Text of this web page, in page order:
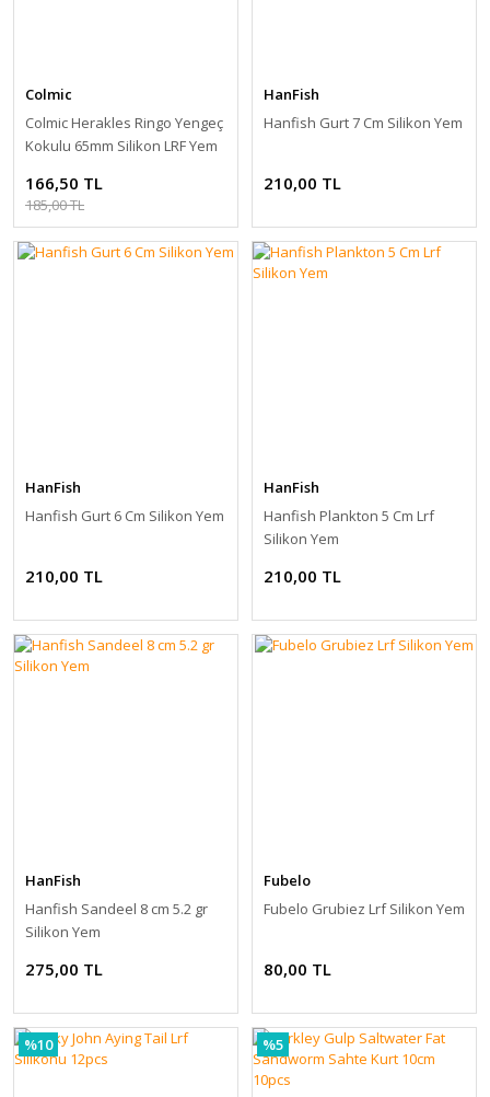
Colmic
Colmic Herakles Ringo Yengeç
Kokulu 65mm Silikon LRF Yem
166,50 TL
185,00 TL
HanFish
Hanfish Gurt 7 Cm Silikon Yem
210,00 TL
HanFish
Hanfish Gurt 6 Cm Silikon Yem
210,00 TL
HanFish
Hanfish Plankton 5 Cm Lrf
Silikon Yem
210,00 TL
HanFish
Hanfish Sandeel 8 cm 5.2 gr
Silikon Yem
275,00 TL
Fubelo
Fubelo Grubiez Lrf Silikon Yem
80,00 TL
%10 %5